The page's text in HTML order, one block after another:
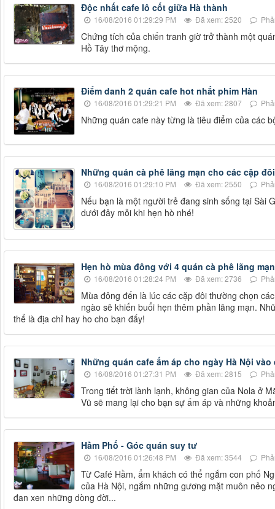
Độc nhất cafe lô cốt giữa Hà thành
16/08/2016 01:29:29 PM Đã xem: 2520
Chứng tích của chiến tranh giờ trở thành một
Hồ Tây thơ mộng.
Điểm danh 2 quán cafe hot nhất phim Hàn
16/08/2016 01:29:21 PM Đã xem: 2807
Những quán cafe này từng là tiêu điểm của các
Những quán cà phê lãng mạn cho các cặp
16/08/2016 01:29:10 PM Đã xem: 2550
Nếu bạn là một người trẻ đang sinh sống tại Sài
dưới đây mỗi khi hẹn hò nhé!
Hẹn hò mùa đông với 4 quán cà phê lãng
16/08/2016 01:28:24 PM Đã xem: 2736
Mùa đông đến là lúc các cặp đôi thường chọn
ngào sẽ khiến buổi hẹn thêm phần lãng mạn.
thể là địa chỉ hay ho cho bạn đấy!
Những quán cafe ấm áp cho ngày Hà Nội vào
16/08/2016 01:27:31 PM Đã xem: 2815
Trong tiết trời lành lạnh, không gian của Nola ở
Vũ sẽ mang lại cho bạn sự ấm áp và những
Hầm Phố - Góc quán suy tư
16/08/2016 01:26:48 PM Đã xem: 3544
Từ Café Hầm, ẩm khách có thể ngắm con phố
của Hà Nội, ngắm những gương mặt muôn nẻo
đan xen những dòng đời...